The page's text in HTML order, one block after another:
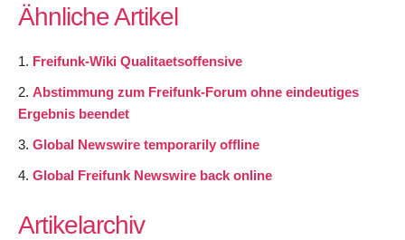
Ähnliche Artikel
Freifunk-Wiki Qualitaetsoffensive
Abstimmung zum Freifunk-Forum ohne eindeutiges
Ergebnis beendet
Global Newswire temporarily offline
Global Freifunk Newswire back online
Artikelarchiv